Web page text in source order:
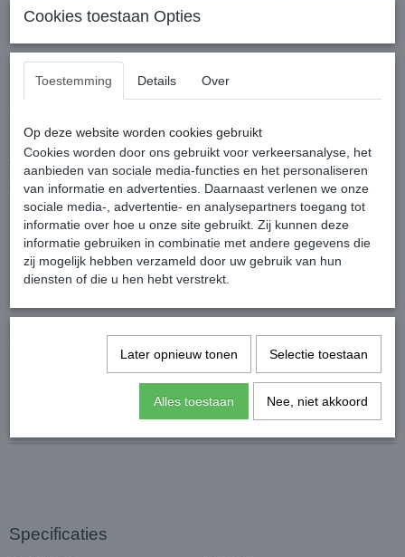
Harness XXS tm S
Deze mooie tuigjes worden met de hand gemaakt en is
Top hondentuigje uit eco-leder van het Spaanse
designermerk Funkylicious!
De nekomvang is niet verstelbaar.
Maattabel:
XS : Buikomvang 30 a 35 cm verstelbaar en de
nekomvang 24-26 cm
S : Buikomvang 36 a 40 cm verstelbaar en de
S / M: buikomvang 41 tot 47 cm verstelbaar
Specificaties
Cookies toestaan Opties
Toestemming Details Over
Op deze website worden cookies gebruikt
Cookies worden door ons gebruikt voor verkeersanalyse, het
aanbieden van sociale media-functies en het personaliseren
van informatie en advertenties. Daarnaast verlenen we onze
sociale media-, advertentie- en analysepartners toegang tot
informatie over hoe u onze site gebruikt. Zij kunnen deze
informatie gebruiken in combinatie met andere gegevens die
zij mogelijk hebben verzameld door uw gebruik van hun
diensten of die u hen hebt verstrekt.
Later opnieuw tonen Selectie toestaan
Alles toestaan Nee, niet akkoord